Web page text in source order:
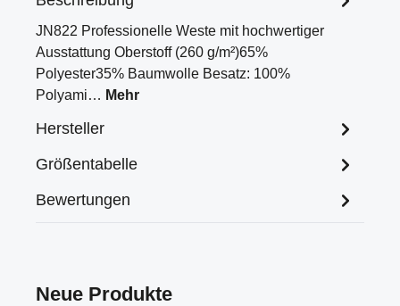
JN822 Professionelle Weste mit hochwertiger
Ausstattung Oberstoff (260 g/m²)65%
Polyester35% Baumwolle Besatz: 100%
Polyami… Mehr
Hersteller
Größentabelle
Bewertungen
Neue Produkte